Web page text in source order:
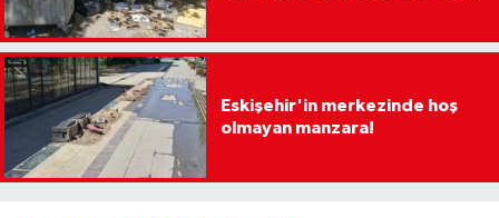
Eskişehir'in merkezinde hoş
olmayan manzara!